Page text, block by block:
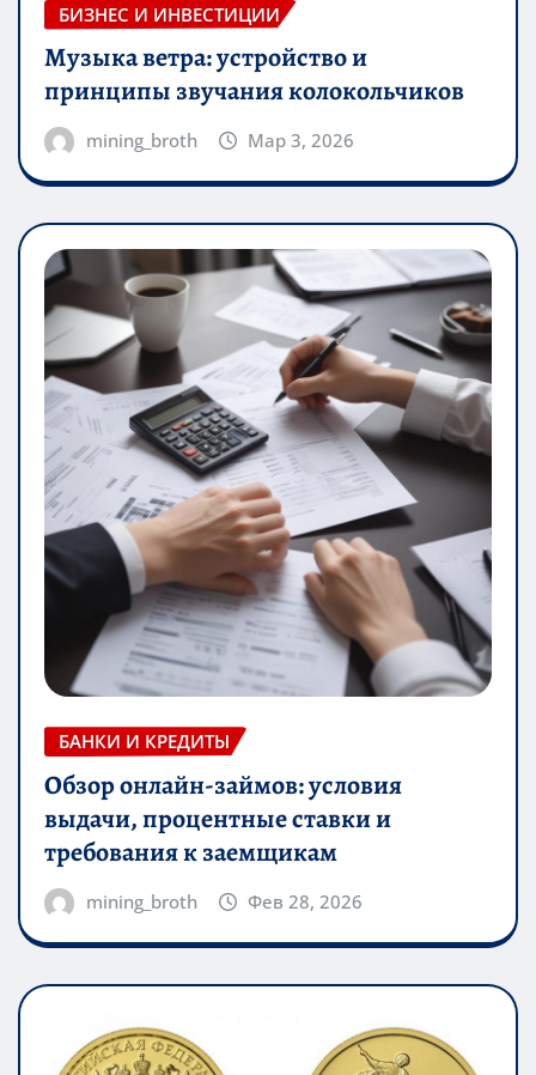
БИЗНЕС И ИНВЕСТИЦИИ
Музыка ветра: устройство и
принципы звучания колокольчиков
mining_broth Мар 3, 2026
БАНКИ И КРЕДИТЫ
Обзор онлайн-займов: условия
выдачи, процентные ставки и
требования к заемщикам
mining_broth Фев 28, 2026